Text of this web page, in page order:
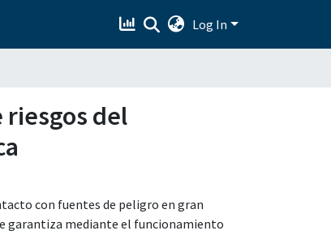
Log In
del
con fuentes de peligro en gran
garantiza mediante el funcionamiento